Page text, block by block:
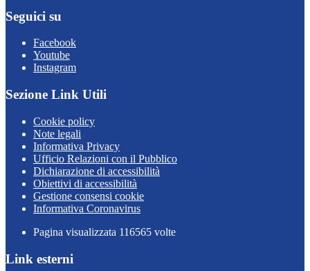
Seguici su
Facebook
Youtube
Instagram
Sezione Link Utili
Cookie policy
Note legali
Informativa Privacy
Ufficio Relazioni con il Pubblico
Dichiarazione di accessibilità
Obiettivi di accessibilità
Gestione consensi cookie
Informativa Coronavirus
Pagina visualizzata 116565 volte
Link esterni